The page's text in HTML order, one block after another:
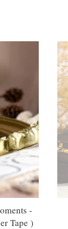
-
Tape )